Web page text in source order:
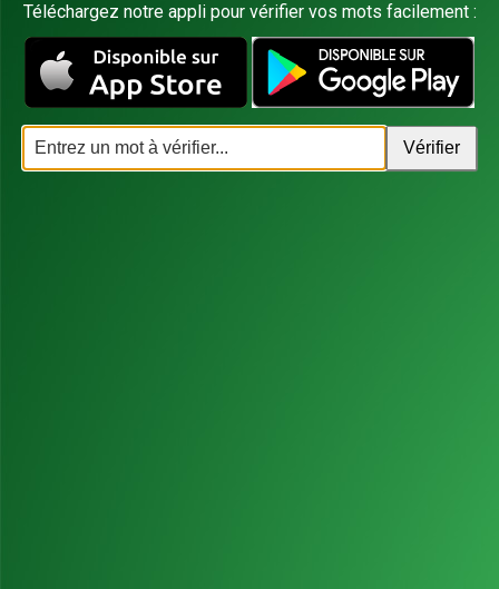
Téléchargez notre appli pour vérifier vos mots facilement :